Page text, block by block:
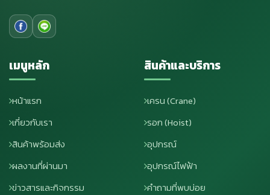
เมนูหลัก
หน้าแรก
เกี่ยวกับเรา
สินค้าพร้อมส่ง
ผลงานที่ผ่านมา
ข่าวสารและกิจกรรม
สินค้าและบริการ
เครน (Crane)
รอก (Hoist)
อุปกรณ์
อุปกรณ์ไฟฟ้า
คำถามที่พบบ่อย